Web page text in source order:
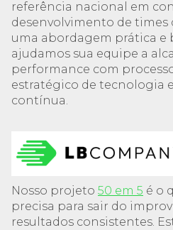
referência nacional em
desenvolvimento de times
uma abordagem prática e
ajudamos sua equipe a
performance com
estratégico de tecnologia
contínua.
Nosso projeto 50 em 5 é o
precisa para sair do
resultados consistentes.